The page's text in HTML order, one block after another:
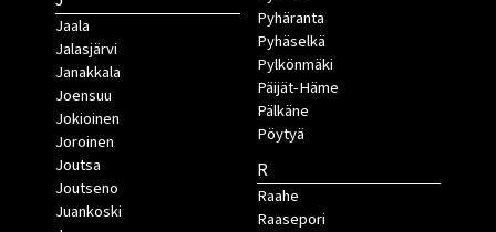
Jaala
Jalasjärvi
Janakkala
Joensuu
Jokioinen
Joroinen
Joutsa
Joutseno
Juankoski
Pyhäranta
Pyhäselkä
Pylkönmäki
Päijät-Häme
Pälkäne
Pöytyä
R
Raahe
Raasepori